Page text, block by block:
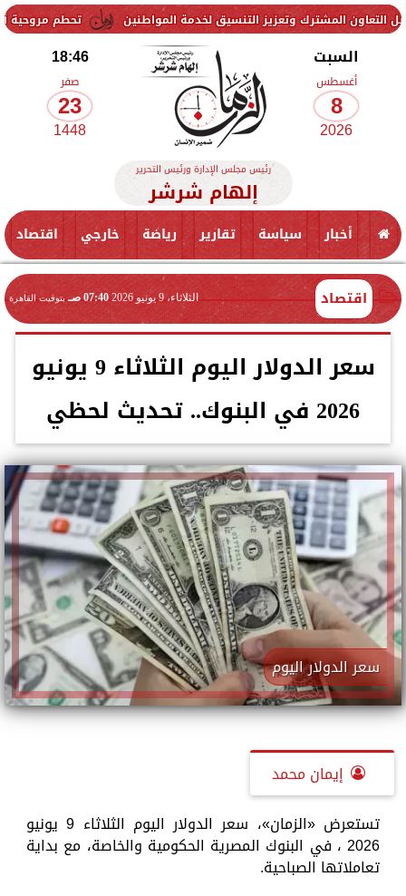
تحطم مروحية أثناء مكافحة وتعزيز التنسيق لخدمة المواطنين
السبت
أغسطس
8
2026
18:46
صفر
23
1448
رئيس مجلس الإدارة ورئيس التحرير
إلهام شرشر
أخبار سياسة تقارير رياضة خارجي اقتصاد
اقتصاد الثلاثاء، 9 يونيو 2026 07:40 صـ بتوقيت القاهرة
سعر الدولار اليوم الثلاثاء 9 يونيو
2026 في البنوك.. تحديث لحظي
سعر الدولار اليوم
إيمان محمد
تستعرض «الزمان»، سعر الدولار اليوم الثلاثاء 9 يونيو
2026 ، في البنوك المصرية الحكومية والخاصة، مع بداية
تعاملاتها الصباحية.